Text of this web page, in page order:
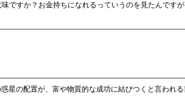
ですか？お金持ちになれるっていうのを見たんですが
星の配置が、富や物質的な成功に結びつくと言われ